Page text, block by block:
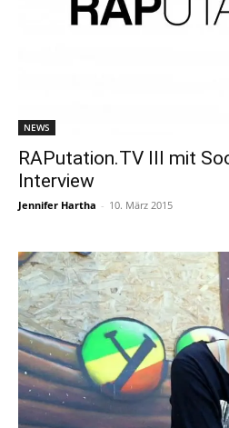
NEWS
RAPutation.TV III mit
Interview
Jennifer Hartha - 10. März 2015